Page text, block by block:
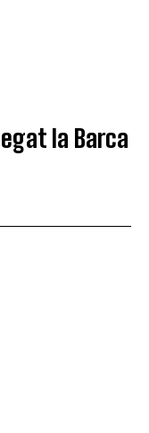
la Barca